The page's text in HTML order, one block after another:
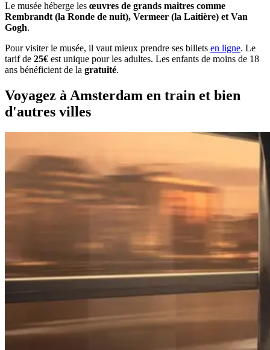
Le musée héberge les œuvres de grands maitres comme
Rembrandt (la Ronde de nuit), Vermeer (la Laitière) et Van
Gogh.
Pour visiter le musée, il vaut mieux prendre ses billets en ligne. Le
tarif de 25€ est unique pour les adultes. Les enfants de moins de 18
ans bénéficient de la gratuité.
Voyagez à Amsterdam en train et bien
d'autres villes